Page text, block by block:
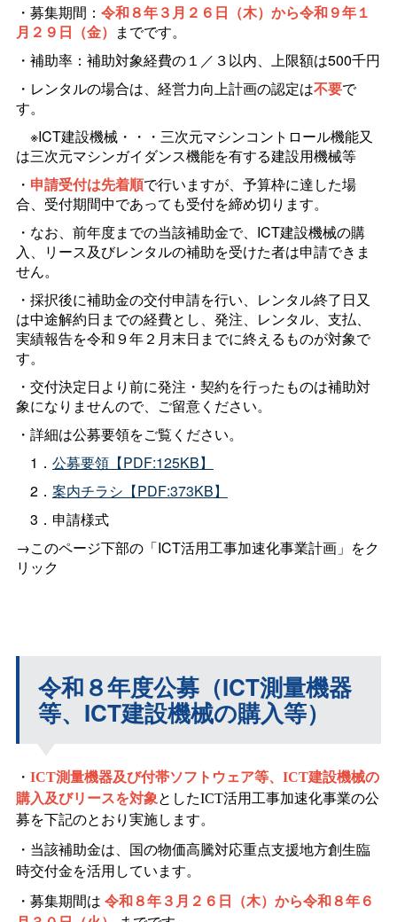
・募集期間： 令和８年３月２６日（木）から令和９年１
月２９日（金） までです。
・補助率：補助対象経費の１／３以内、上限額は500千円
・レンタルの場合は、経営力向上計画の認定は不要で
す。
※ICT建設機械・・・三次元マシンコントロール機能又
は三次元マシンガイダンス機能を有する建設用機械等
・ 申請受付は先着順で行いますが、予算枠に達した場
合、受付期間中であっても受付を締め切ります。
・なお、前年度までの当該補助金で、ICT建設機械の購
入、リース及びレンタルの補助を受けた者は申請できま
せん。
・採択後に補助金の交付申請を行い、レンタル終了日又
は中途解約日までの経費とし、発注、レンタル、支払、
実績報告を令和９年２月末日までに終えるものが対象で
す。
・交付決定日より前に発注・契約を行ったものは補助対
象になりませんので、ご留意ください。
・詳細は公募要領をご覧ください。
1． 公募要領【PDF:125KB】
2． 案内チラシ【PDF:373KB】
3．申請様式
→このページ下部の「ICT活用工事加速化事業計画」をク
リック
令和８年度公募（ICT測量機器
等、ICT建設機械の購入等）
・ ICT測量機器及び付帯ソフトウェア等、ICT建設機械の
購入及びリースを対象としたICT活用工事加速化事業の公
募を下記のとおり実施します。
・当該補助金は、国の物価高騰対応重点支援地方創生臨
時交付金を活用しています。
・募集期間は 令和８年３月２６日（木）から令和８年６